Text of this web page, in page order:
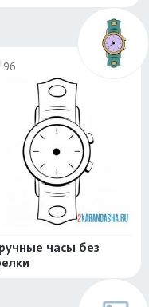
96
часы без